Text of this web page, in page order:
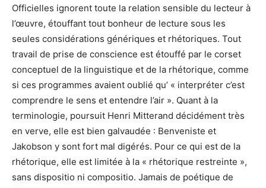
Officielles ignorent toute la relation sensible du lecteur à
l’œuvre, étouffant tout bonheur de lecture sous les
seules considérations génériques et rhétoriques. Tout
travail de prise de conscience est étouffé par le corset
conceptuel de la linguistique et de la rhétorique, comme
si ces programmes avaient oublié qu’ « interpréter c’est
comprendre le sens et entendre l’air ». Quant à la
terminologie, poursuit Henri Mitterand décidément très
en verve, elle est bien galvaudée : Benveniste et
Jakobson y sont fort mal digérés. Pour ce qui est de la
rhétorique, elle est limitée à la « rhétorique restreinte »,
sans dispositio ni compositio. Jamais de poétique de